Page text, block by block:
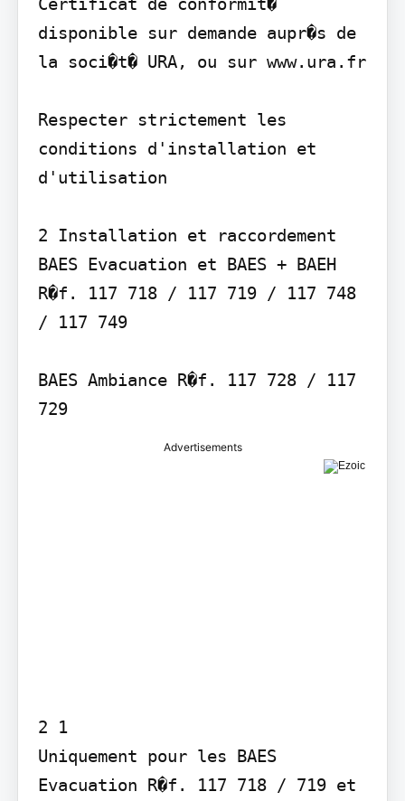
Certificat de conformit�
disponible sur demande aupr�s de
la soci�t� URA, ou sur www.ura.fr
Respecter strictement les
conditions d'installation et
d'utilisation
2 Installation et raccordement
BAES Evacuation et BAES + BAEH
R�f. 117 718 / 117 719 / 117 748
/ 117 749
BAES Ambiance R�f. 117 728 / 117
729
Advertisements
2 1
Uniquement pour les BAES
Evacuation R�f. 117 718 / 719 et